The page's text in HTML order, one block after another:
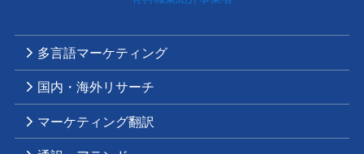
多言語マーケティング
国内・海外リサーチ
マーケティング翻訳